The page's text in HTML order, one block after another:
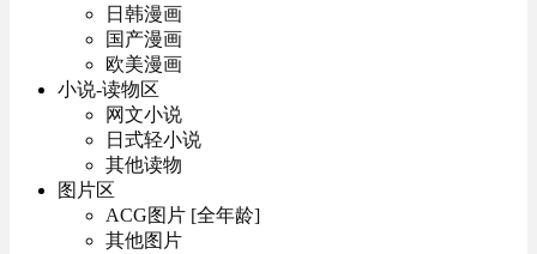
日韩漫画
国产漫画
欧美漫画
小说-读物区
网文小说
日式轻小说
其他读物
图片区
ACG图片 [全年龄]
其他图片